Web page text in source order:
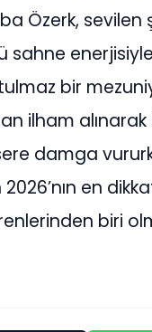
Özerk, sevilen
sahne
bir
ilham
damga
en
biri